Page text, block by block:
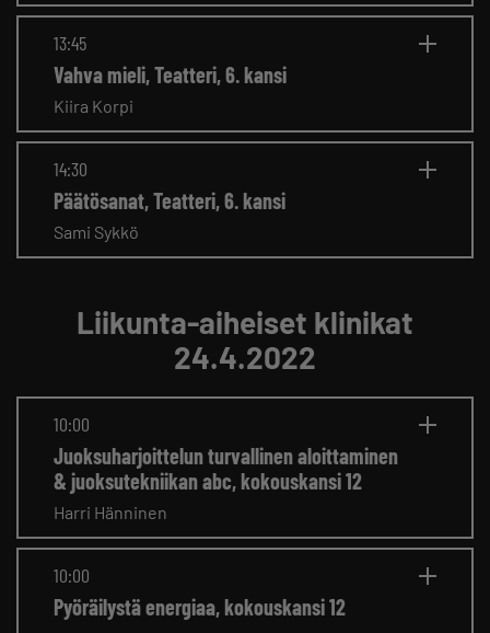
13:45
Vahva mieli, Teatteri, 6. kansi
Kiira Korpi
14:30
Päätösanat, Teatteri, 6. kansi
Sami Sykkö
Liikunta-aiheiset klinikat
24.4.2022
10:00
Juoksuharjoittelun turvallinen aloittaminen
& juoksutekniikan abc, kokouskansi 12
Harri Hänninen
10:00
Pyöräilystä energiaa, kokouskansi 12